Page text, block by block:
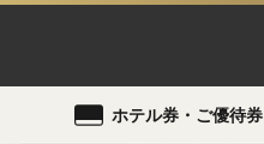
ホテル券・ご優待券